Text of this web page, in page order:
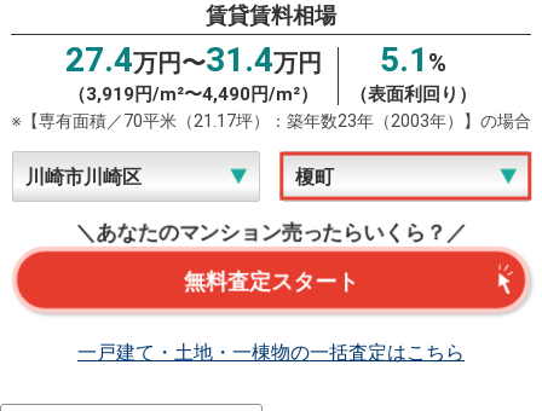
賃貸賃料相場
27.4万円〜31.4万円
（3,919円/m²〜4,490円/m²）
5.1 %
（表面利回り）
※【専有面積／70平米（21.17坪）：築年数23年（2003年）】の場合
＼あなたのマンション売ったらいくら？／
無料査定スタート
一戸建て・土地・一棟物の一括査定はこちら